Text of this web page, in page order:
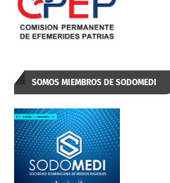
SOMOS MIEMBROS DE SODOMEDI